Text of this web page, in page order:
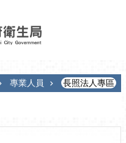
專業人員 長照法人專區